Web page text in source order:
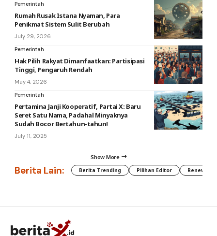
Pemerintah
Rumah Rusak Istana Nyaman, Para
Penikmat Sistem Sulit Berubah
July 29, 2026
Pemerintah
Hak Pilih Rakyat Dimanfaatkan: Partisipasi
Tinggi, Pengaruh Rendah
May 4, 2026
Pemerintah
Pertamina Janji Kooperatif, Partai X: Baru
Seret Satu Nama, Padahal Minyaknya
Sudah Bocor Bertahun-tahun!
July 11, 2025
Show More
Berita Lain: Berita Trending Pilihan Editor